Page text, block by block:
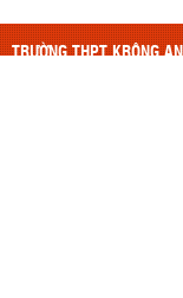
TRƯỜNG THPT KRÔNG